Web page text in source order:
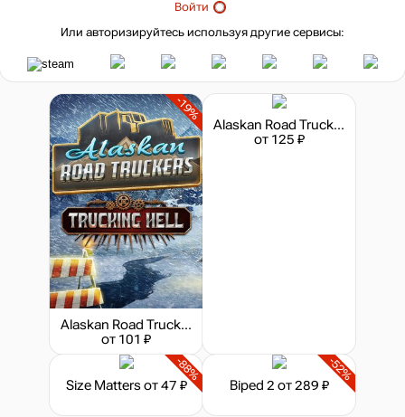
Войти
Или авторизируйтесь используя другие сервисы:
-19%
Alaskan Road Truckers - Trucking Hell
от 101 ₽
Alaskan Road Truckers: Mother Truckers
от 125 ₽
-88%
Size Mattersот 47 ₽
-52%
Biped 2 от 289 ₽